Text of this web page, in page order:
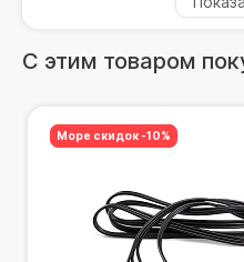
Легко устанавливается и
Защищает от
С этим товаром
Море скидок -10%